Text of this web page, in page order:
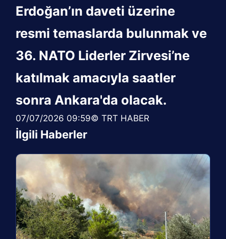
Erdoğan’ın daveti üzerine
resmi temaslarda bulunmak ve
36. NATO Liderler Zirvesi’ne
katılmak amacıyla saatler
sonra Ankara'da olacak.
07/07/2026 09:59© TRT HABER
İlgili Haberler